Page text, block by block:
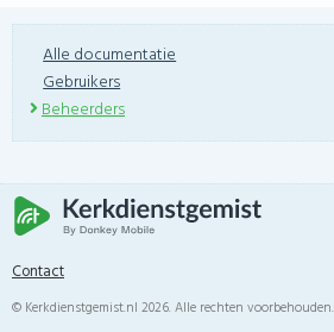
Alle documentatie
Gebruikers
Beheerders
Contact
© Kerkdienstgemist.nl 2026. Alle rechten voorbehouden.